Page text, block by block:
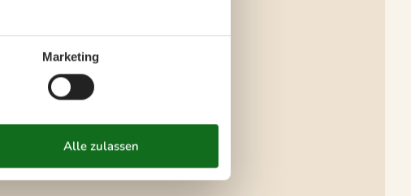
Marketing